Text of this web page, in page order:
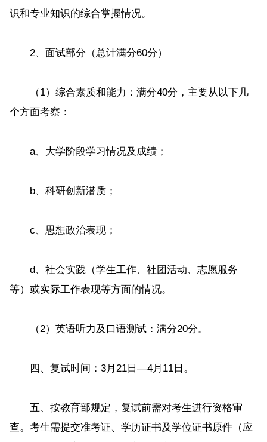
识和专业知识的综合掌握情况。
2、面试部分（总计满分60分）
（1）综合素质和能力：满分40分，主要从以下几
个方面考察：
a、大学阶段学习情况及成绩；
b、科研创新潜质；
c、思想政治表现；
d、社会实践（学生工作、社团活动、志愿服务
等）或实际工作表现等方面的情况。
（2）英语听力及口语测试：满分20分。
四、复试时间：3月21日—4月11日。
五、按教育部规定，复试前需对考生进行资格审
查。考生需提交准考证、学历证书及学位证书原件（应